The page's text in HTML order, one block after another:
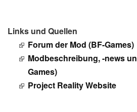
Links und Quellen
Forum der Mod (BF-Games)
Modbeschreibung, -news
Games)
Project Reality Website